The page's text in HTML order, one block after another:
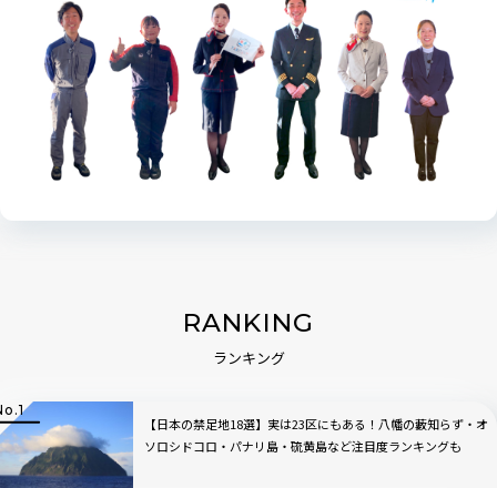
RANKING
ランキング
【日本の禁足地18選】実は23区にもある！八幡の藪知らず・オ
ソロシドコロ・パナリ島・硫黄島など注目度ランキングも